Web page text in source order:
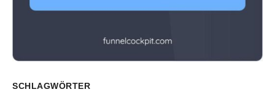
SCHLAGWÖRTER